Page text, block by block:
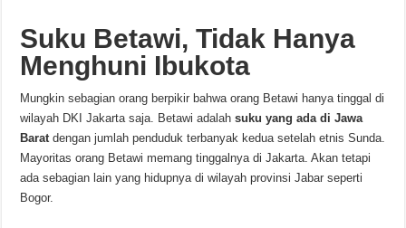
Suku Betawi, Tidak Hanya
Menghuni Ibukota
Mungkin sebagian orang berpikir bahwa orang Betawi hanya tinggal di
wilayah DKI Jakarta saja. Betawi adalahsuku yang ada di Jawa
Baratdengan jumlah penduduk terbanyak kedua setelah etnis Sunda.
Mayoritas orang Betawi memang tinggalnya di Jakarta. Akan tetapi
ada sebagian lain yang hidupnya di wilayah provinsi Jabar seperti
Bogor.